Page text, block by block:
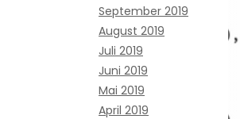
September 2019
August 2019
Juli 2019
Juni 2019
Mai 2019
April 2019